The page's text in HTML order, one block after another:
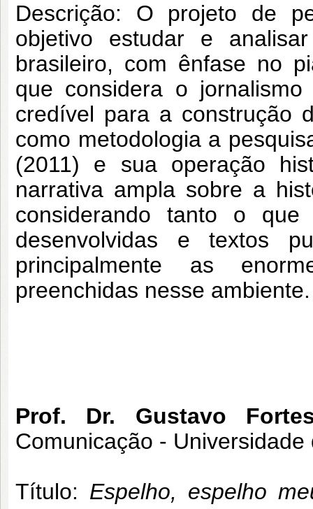
Descrição: O projeto de
objetivo estudar e
brasileiro, com ênfase no
que considera o
credível para a construção
como metodologia a
(2011) e sua operação
narrativa ampla sobre a
considerando tanto o
desenvolvidas e textos
principalmente as
preenchidas nesse ambiente.
Prof. Dr. Gustavo
Comunicação -
Título: Espelho, espelho